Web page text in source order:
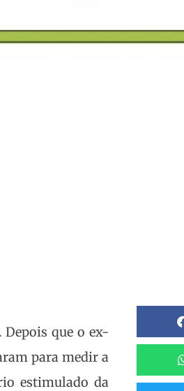
19,6% E
que o ex-
para medir a
estimulado da